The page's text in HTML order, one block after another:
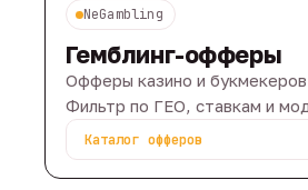
NeGambling
Гемблинг-офферы
Офферы казино и букмекеров
Фильтр по ГЕО, ставкам и
Каталог офферов